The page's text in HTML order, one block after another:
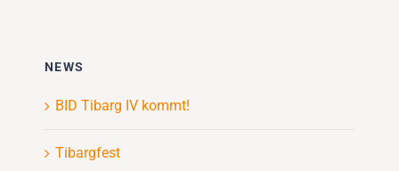
NEWS
BID Tibarg IV kommt!
Tibargfest